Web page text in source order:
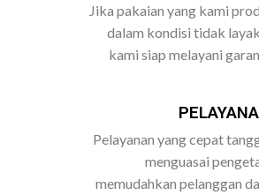
Jika pakaian yang kami
dalam kondisi tidak
kami siap melayani
Pelayanan yang cepat
menguasai
memudahkan pelanggan